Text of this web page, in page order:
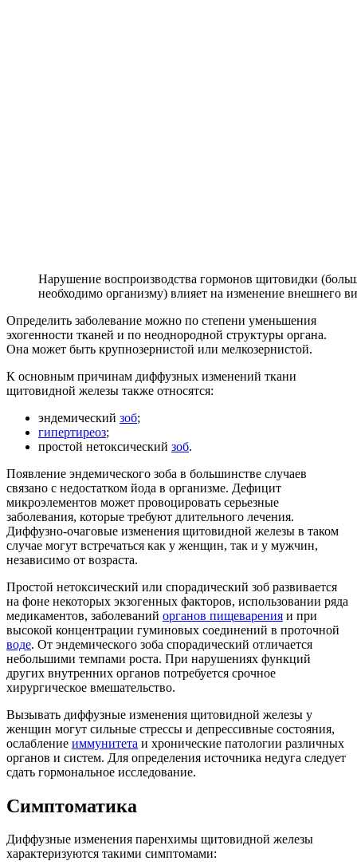
Нарушение воспроизводства гормонов щитовидки
необходимо организму) влияет на изменение внешнего
Определить заболевание можно по степени уменьшения
эхогенности тканей и по неоднородной структуры органа.
Она может быть крупнозернистой или мелкозернистой.
К основным причинам диффузных изменений ткани
щитовидной железы также относятся:
эндемический зоб;
гипертиреоз;
простой нетоксический зоб.
Появление эндемического зоба в большинстве случаев
связано с недостатком йода в организме. Дефицит
микроэлементов может провоцировать серьезные
заболевания, которые требуют длительного лечения.
Диффузно-очаговые изменения щитовидной железы в таком
случае могут встречаться как у женщин, так и у мужчин,
независимо от возраста.
Простой нетоксический или спорадический зоб развивается
на фоне некоторых экзогенных факторов, использовании ряда
медикаментов, заболеваний органов пищеварения и при
высокой концентрации гуминовых соединений в проточной
воде. От эндемического зоба спорадический отличается
небольшими темпами роста. При нарушениях функций
других внутренних органов потребуется срочное
хирургическое вмешательство.
Вызывать диффузные изменения щитовидной железы у
женщин могут сильные стрессы и депрессивные состояния,
ослабление иммунитета и хронические патологии различных
органов и систем. Для определения источника недуга следует
сдать гормональное исследование.
Симптоматика
Диффузные изменения паренхимы щитовидной железы
характеризуются такими симптомами: